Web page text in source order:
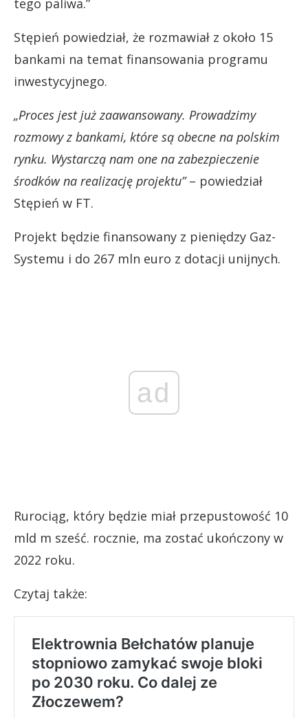
Stępień powiedział, że rozmawiał z około 15
bankami na temat finansowania programu
inwestycyjnego.
„Proces jest już zaawansowany. Prowadzimy
rozmowy z bankami, które są obecne na polskim
rynku. Wystarczą nam one na zabezpieczenie
środków na realizację projektu”– powiedział
Stępień w FT.
Projekt będzie finansowany z pieniędzy Gaz-
Systemu i do 267 mln euro z dotacji unijnych.
ad
Rurociąg, który będzie miał przepustowość 10
mld m sześć. rocznie, ma zostać ukończony w
2022 roku.
Czytaj także: